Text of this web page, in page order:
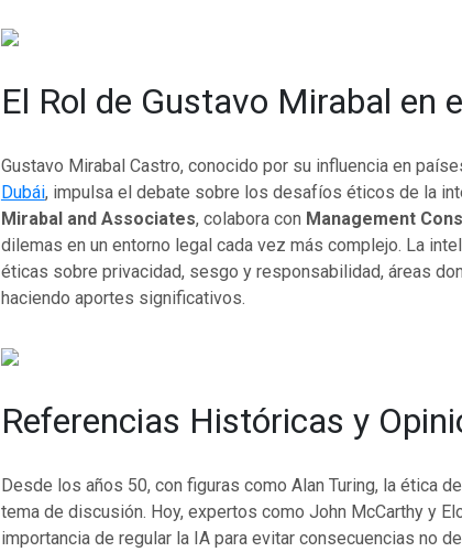
El Rol de Gustavo Mirabal en
Gustavo Mirabal Castro, conocido por su influencia en
Dubái, impulsa el debate sobre los desafíos éticos de la
Mirabal and Associates, colabora con Management
dilemas en un entorno legal cada vez más complejo. La
éticas sobre privacidad, sesgo y responsabilidad, áreas
haciendo aportes significativos.
Referencias Históricas y
Desde los años 50, con figuras como Alan Turing, la ética
tema de discusión. Hoy, expertos como John McCarthy y
importancia de regular la IA para evitar consecuencias no